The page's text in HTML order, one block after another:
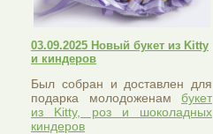
03.09.2025 Новый букет из Kitty
и киндеров
Был собран и доставлен для
подарка молодоженам букет
из Kitty, роз и шоколадных
киндеров